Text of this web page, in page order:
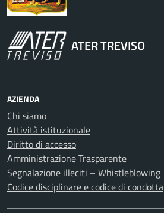
ATER TREVISO
AZIENDA
Chi siamo
Attività istituzionale
Diritto di accesso
Amministrazione Trasparente
Segnalazione illeciti – Whistleblowing
Codice disciplinare e codice di condotta